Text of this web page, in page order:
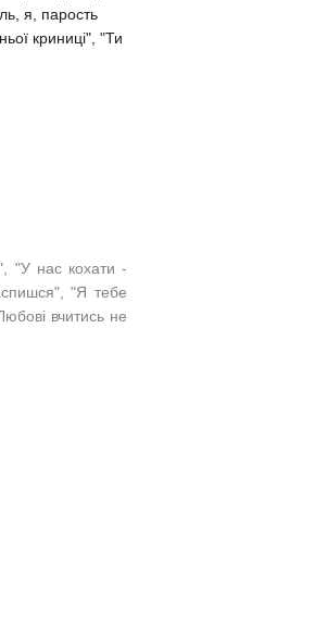
я, парость
криниці", "Ти
"У нас кохати -
, "Я тебе
вчитись не